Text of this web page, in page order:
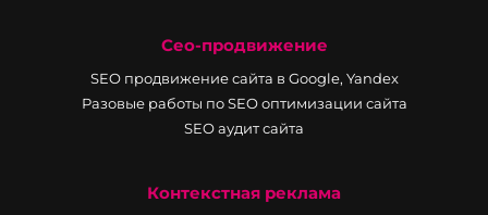
Сео-продвижение
SEO продвижение сайта в Google, Yandex
Разовые работы по SEO оптимизации сайта
SEO аудит сайта
Контекстная реклама